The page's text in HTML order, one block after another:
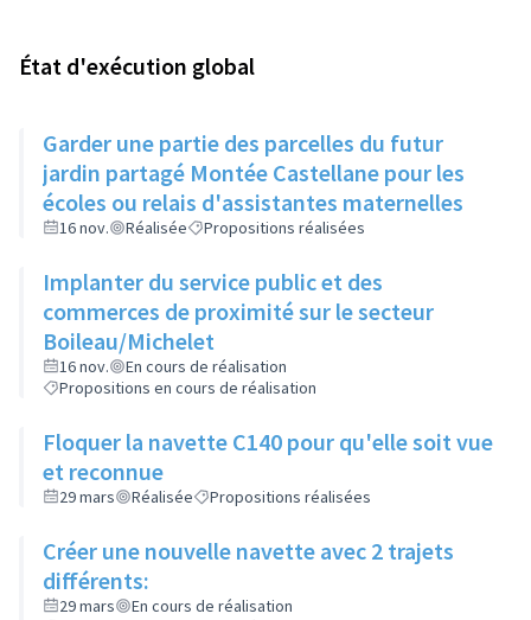
État d'exécution global
Garder une partie des parcelles du futur
jardin partagé Montée Castellane pour les
écoles ou relais d'assistantes maternelles
16 nov. Réalisée Propositions réalisées
Implanter du service public et des
commerces de proximité sur le secteur
Boileau/Michelet
16 nov.
En cours de réalisation
Propositions en cours de réalisation
Floquer la navette C140 pour qu'elle soit vue
et reconnue
29 mars Réalisée Propositions réalisées
Créer une nouvelle navette avec 2 trajets
différents:
29 mars
En cours de réalisation